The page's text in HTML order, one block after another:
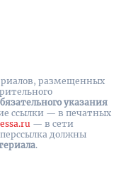
размещенных
указания
ссылки — в печатных
— в сети
должны
.